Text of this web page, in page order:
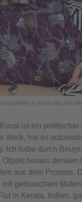
© Kochi-Muziris
Kunst ist ein politischer
Werk, hat es
Ich habe durch
Objekt hinaus denken
aus dem Prozess.
gebrauchten
in Kerala, Indien,